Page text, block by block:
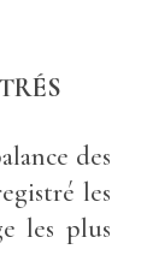
des
les
les plus